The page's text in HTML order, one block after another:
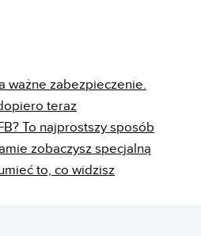
ważne zabezpieczenie.
teraz
To najprostszy sposób
zobaczysz specjalną
to, co widzisz